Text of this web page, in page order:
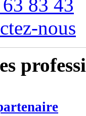
83 43
nous